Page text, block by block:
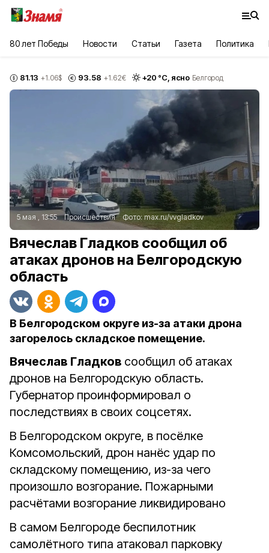
80 лет Победы Новости Статьи Газета Политика
81.13 +1.06$ 93.58 +1.62€ +20 °С, ясно Белгород
5 мая , 13:55 Происшествия Фото:max.ru/vvgladkov
Вячеслав Гладков сообщил об
атаках дронов на Белгородскую
область
В Белгородском округе из-за атаки дрона
загорелось складское помещение.
Вячеслав Гладков сообщил об атаках
дронов на Белгородскую область.
Губернатор проинформировал о
последствиях в своих соцсетях.
В Белгородском округе, в посёлке
Комсомольский, дрон нанёс удар по
складскому помещению, из-за чего
произошло возгорание. Пожарными
расчётами возгорание ликвидировано
В самом Белгороде беспилотник
самолётного типа атаковал парковку